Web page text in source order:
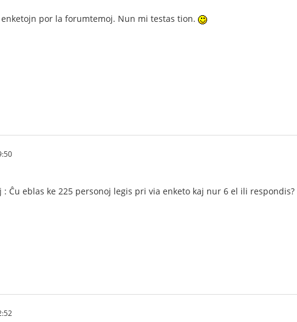
por la forumtemoj. Nun mi testas tion.
: Ĉu eblas ke 225 personoj legis pri via enketo kaj nur 6 el ili respondis?